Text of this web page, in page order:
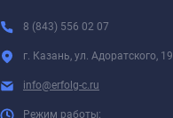
8 (843) 556 02 07
г. Казань, ул. Адоратского, 19
info@erfolg-c.ru
Режим работы: